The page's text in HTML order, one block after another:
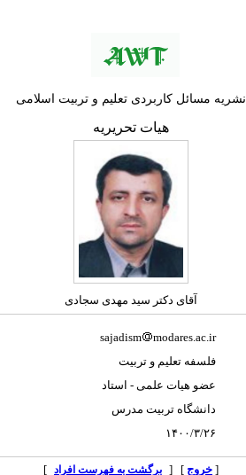
نشریه مسائل کاربردی تعلیم و تربیت اسلامی
‌هيات تحريريه
آقای دکتر سید مهدی سجادی
sajadism
modares.ac.ir
فلسفه تعلیم و تربیت
عضو هیات علمی - استاد
دانشگاه تربیت مدرس
۱۴۰۰/۳/۲۶
[ خروج ] [ برگشت به فهرست افراد ]